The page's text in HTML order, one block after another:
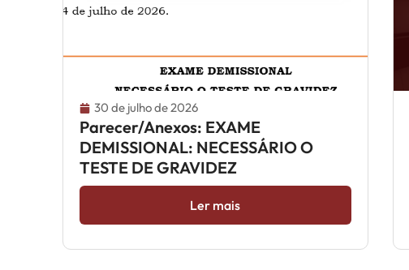
30 de julho de 2026
Parecer/Anexos: EXAME
DEMISSIONAL: NECESSÁRIO O
TESTE DE GRAVIDEZ
Ler mais